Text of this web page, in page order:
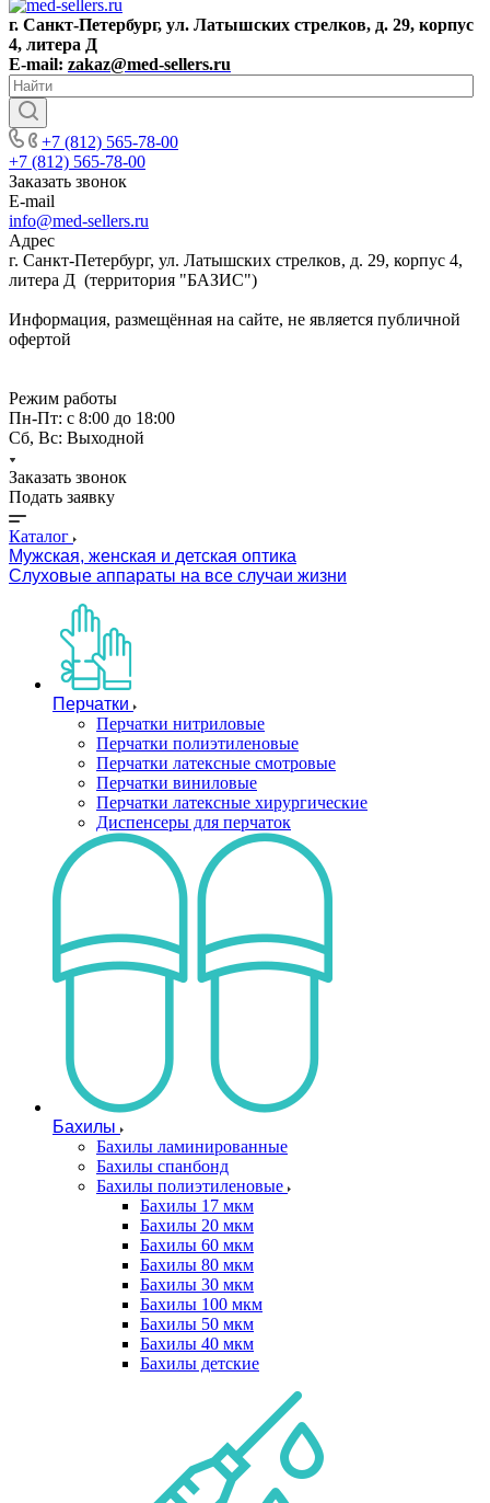
г. Санкт-Петербург, ул. Латышских стрелков, д. 29, корпус
4, литера Д
E-mail: zakaz@med-sellers.ru
+7 (812) 565-78-00
+7 (812) 565-78-00
Заказать звонок
E-mail
info@med-sellers.ru
Адрес
г. Санкт-Петербург, ул. Латышских стрелков, д. 29, корпус 4,
литера Д (территория "БАЗИС")
Информация, размещённая на сайте, не является публичной
офертой
Режим работы
Пн-Пт: с 8:00 до 18:00
Сб, Вс: Выходной
Заказать звонок
Подать заявку
Каталог
Мужская, женская и детская оптика
Слуховые аппараты на все случаи жизни
Перчатки
Перчатки нитриловые
Перчатки полиэтиленовые
Перчатки латексные смотровые
Перчатки виниловые
Перчатки латексные хирургические
Диспенсеры для перчаток
Бахилы
Бахилы ламинированные
Бахилы спанбонд
Бахилы полиэтиленовые
Бахилы 17 мкм
Бахилы 20 мкм
Бахилы 60 мкм
Бахилы 80 мкм
Бахилы 30 мкм
Бахилы 100 мкм
Бахилы 50 мкм
Бахилы 40 мкм
Бахилы детские